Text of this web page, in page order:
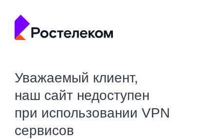
Уважаемый клиент,
наш сайт недоступен
при использовании VPN
сервисов